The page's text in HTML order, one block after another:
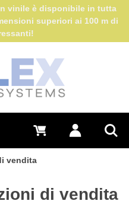
Log in
0 €
vinile è disponibile in tutta
superiori ai 100 m di
vendita
di vendita